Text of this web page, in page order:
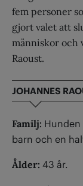
fem personer
gjort valet att
människor och
Raoust.
JOHANNES
Familj:
barn och en
Ålder: 43 år.